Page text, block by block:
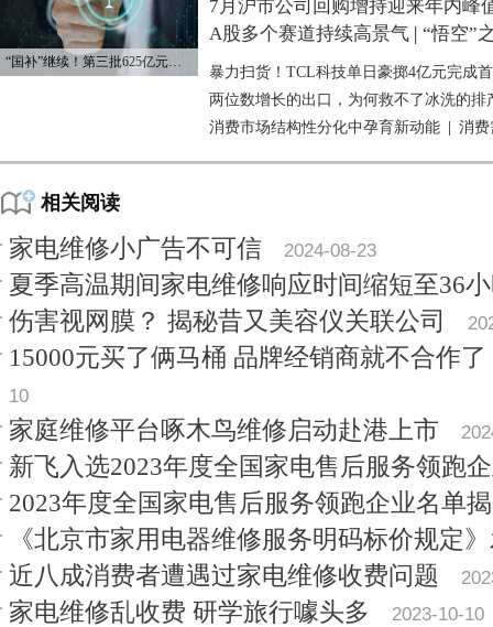
“国补”继续！第三批625亿元资金已下达
7月沪市公司回购增持迎来年内峰
A股多个赛道持续高景气 | “悟空”
暴力扫货！TCL科技单日豪掷4亿元完成
两位数增长的出口，为何救不了冰洗的排
消费市场结构性分化中孕育新动能
消费
相关阅读
家电维修小广告不可信 2024-08-23
夏季高温期间家电维修响应时间缩短至36
伤害视网膜？ 揭秘昔又美容仪关联公司
15000元买了俩马桶 品牌经销商就不合作
10
家庭维修平台啄木鸟维修启动赴港上市
新飞入选2023年度全国家电售后服务领跑
2023年度全国家电售后服务领跑企业名单
《北京市家用电器维修服务明码标价规定
近八成消费者遭遇过家电维修收费问题
家电维修乱收费 研学旅行噱头多 2023-10-10